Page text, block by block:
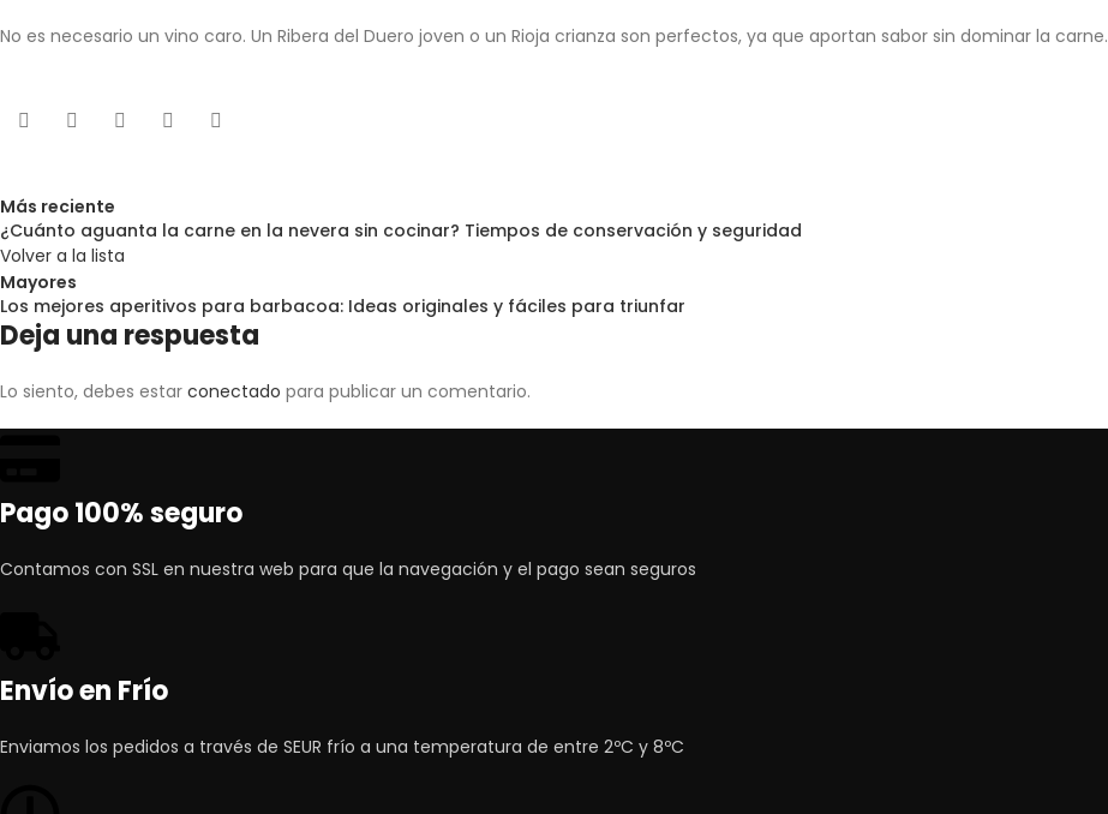
No es necesario un vino caro. Un Ribera del Duero joven o un Rioja crianza son perfectos, ya que aportan sabor sin dominar la carne.
Más reciente
¿Cuánto aguanta la carne en la nevera sin cocinar? Tiempos de conservación y seguridad
Volver a la lista
Mayores
Los mejores aperitivos para barbacoa: Ideas originales y fáciles para triunfar
Deja una respuesta
Lo siento, debes estar conectado para publicar un comentario.
Pago 100% seguro
Contamos con SSL en nuestra web para que la navegación y el pago sean seguros
Envío en Frío
Enviamos los pedidos a través de SEUR frío a una temperatura de entre 2ºC y 8ºC